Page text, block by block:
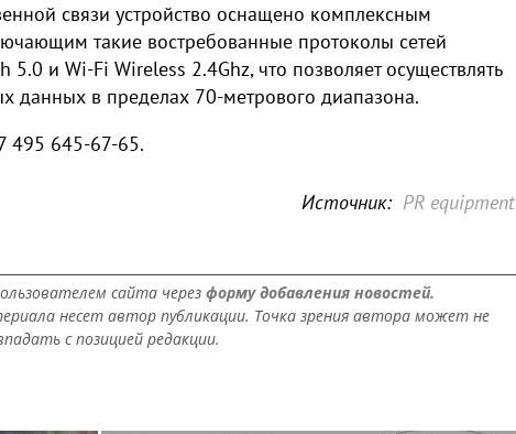
связи устройство оснащено комплексным
такие востребованные протоколы сетей
и Wi-Fi Wireless 2.4Ghz, что позволяет осуществлять
данных в пределах 70-метрового диапазона.
495 645-67-65.
Источник: PR equipment
сайта через форму добавления новостей.
несет автор публикации. Точка зрения автора может не
с позицией редакции.